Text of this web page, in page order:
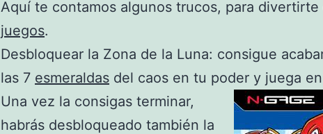
Aquí te contamos algunos trucos, para divertirte
juegos.
Desbloquear la Zona de la Luna: consigue
las 7 esmeraldas del caos en tu poder y juega
Una vez la consigas terminar,
habrás desbloqueado también la